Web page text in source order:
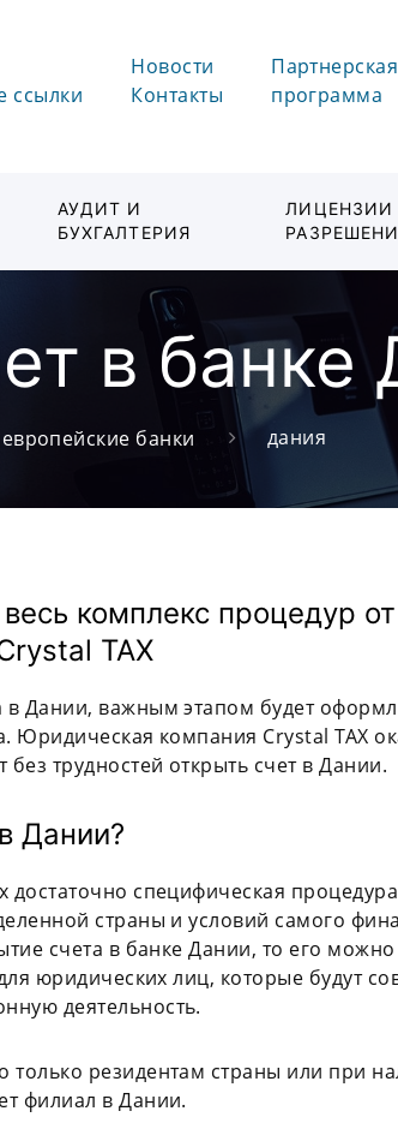
ссылки
Новости
Контакты
Партнерская
программа
АУДИТ И
БУХГАЛТЕРИЯ
ЛИЦЕНЗИИ
в банке
европейские банки дания
комплекс процедур
TAX
Дании, важным этапом будет
Юридическая компания Crystal TAX
трудностей открыть счет в Дании.
Дании?
достаточно специфическая
страны и условий самого
счета в банке Дании, то его
юридических лиц, которые будут
деятельность.
резидентам страны или при
филиал в Дании.